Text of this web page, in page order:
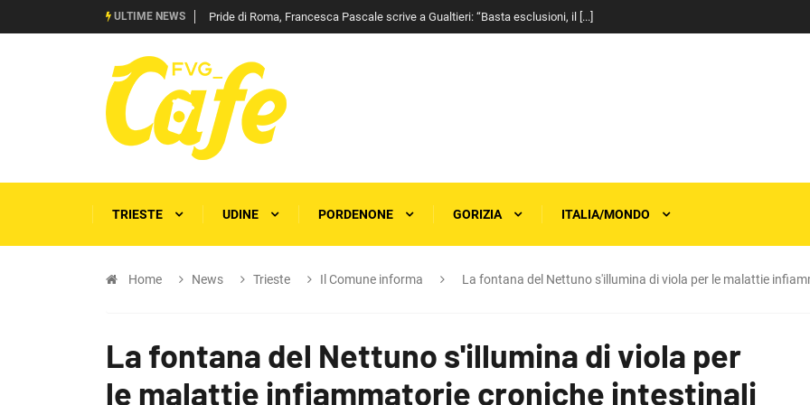
ULTIME NEWS Pride di Roma, Francesca Pascale scrive a Gualtieri: “Basta esclusioni, il [...]
TRIESTE UDINE PORDENONE GORIZIA ITALIA/MONDO
Home News Trieste Il Comune informa La fontana del Nettuno s'illumina di viola per le malattie
La fontana del Nettuno s'illumina di viola per
le malattie infiammatorie croniche intestinali